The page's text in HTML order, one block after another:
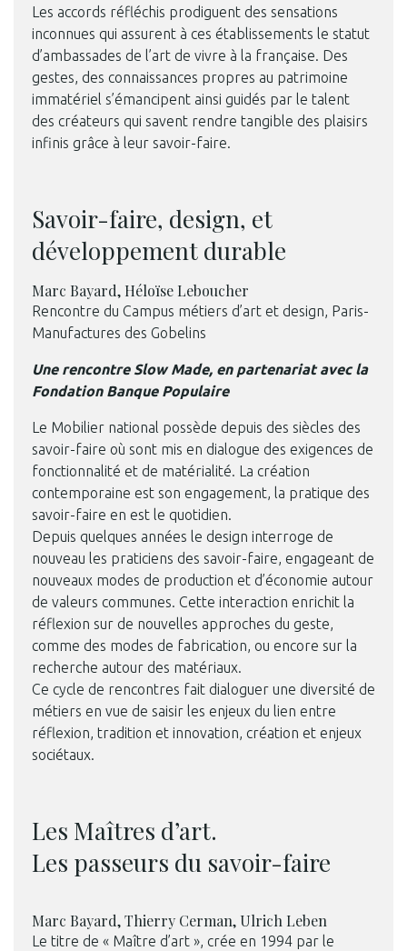
Les accords réfléchis prodiguent des sensations
inconnues qui assurent à ces établissements le statut
d’ambassades de l’art de vivre à la française. Des
gestes, des connaissances propres au patrimoine
immatériel s’émancipent ainsi guidés par le talent
des créateurs qui savent rendre tangible des plaisirs
infinis grâce à leur savoir-faire.
Savoir-faire, design, et
développement durable
Marc Bayard, Héloïse Leboucher
Rencontre du Campus métiers d’art et design, Paris-
Manufactures des Gobelins
Une rencontre Slow Made, en partenariat avec la
Fondation Banque Populaire
Le Mobilier national possède depuis des siècles des
savoir-faire où sont mis en dialogue des exigences de
fonctionnalité et de matérialité. La création
contemporaine est son engagement, la pratique des
savoir-faire en est le quotidien.
Depuis quelques années le design interroge de
nouveau les praticiens des savoir-faire, engageant de
nouveaux modes de production et d’économie autour
de valeurs communes. Cette interaction enrichit la
réflexion sur de nouvelles approches du geste,
comme des modes de fabrication, ou encore sur la
recherche autour des matériaux.
Ce cycle de rencontres fait dialoguer une diversité de
métiers en vue de saisir les enjeux du lien entre
réflexion, tradition et innovation, création et enjeux
sociétaux.
Les Maîtres d’art.
Les passeurs du savoir-faire
Marc Bayard, Thierry Cerman, Ulrich Leben
Le titre de « Maître d’art », crée en 1994 par le